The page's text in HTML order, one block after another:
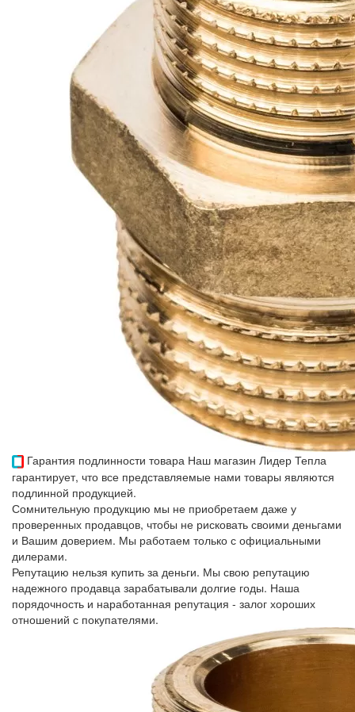
Гарантия подлинности товара Наш магазин Лидер Тепла
гарантирует, что все представляемые нами товары являются
подлинной продукцией.
Сомнительную продукцию мы не приобретаем даже у
проверенных продавцов, чтобы не рисковать своими деньгами
и Вашим доверием. Мы работаем только с официальными
дилерами.
Репутацию нельзя купить за деньги. Мы свою репутацию
надежного продавца зарабатывали долгие годы. Наша
порядочность и наработанная репутация - залог хороших
отношений с покупателями.